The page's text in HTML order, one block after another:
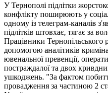
У Тернополі підлітки
конфлікту поширюють у
одному із телеграм-каналів
підлітків штовхає, тягає за
Працівники Тернопільського
допомогою аналітиків
ювенальної превенції,
постраждалої та двох
ушкоджень. "За фактом
провадження за частиною 2